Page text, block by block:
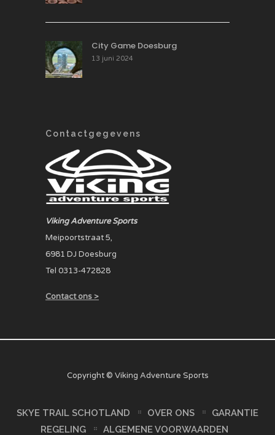
City Game Doesburg
13 juni 2024
Contactgegevens
Viking Adventure Sports
Meipoortstraat 5,
6981 DJ Doesburg
Tel 0313-472828
Contact ons >
Copyright © Viking Adventure Sports
SKYE TRAIL SCHOTLAND OVER ONS
GARANTIE
REGELING
ALGEMENE VOORWAARDEN